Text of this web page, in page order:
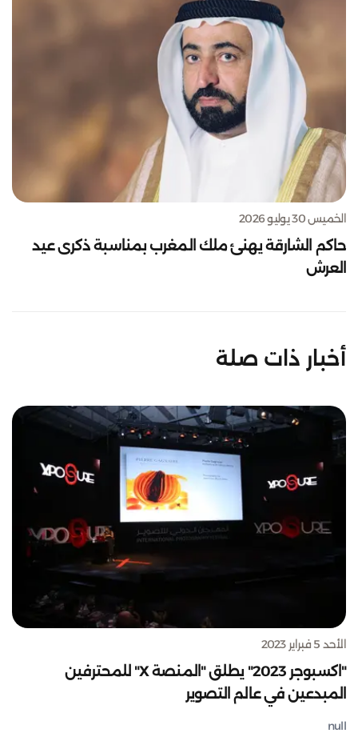
الخميس 30 يوليو 2026
حاكم الشارقة يهنئ ملك المغرب بمناسبة ذكرى عيد
العرش
أخبار ذات صلة
الأحد 5 فبراير 2023
"اكسبوجر 2023" يطلق "المنصة X" للمحترفين
المبدعين في عالم التصوير
null